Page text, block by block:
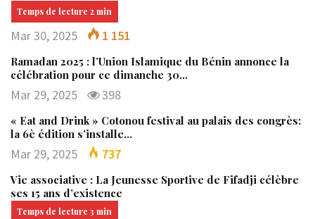
Mar 30, 2025 1 151
Ramadan 2025 : l’Union Islamique du Bénin annonce la
célébration pour ce dimanche 30…
Mar 29, 2025 398
« Eat and Drink » Cotonou festival au palais des congrès:
la 6è édition s’installe…
Mar 29, 2025 737
Vie associative : La Jeunesse Sportive de Fifadji célèbre
ses 15 ans d’existence